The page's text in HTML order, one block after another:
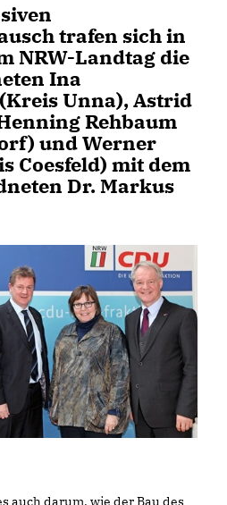
trafen sich in
NRW-Landtag die
Ina
Unna), Astrid
Rehbaum
und Werner
Coesfeld) mit dem
Dr. Markus
auch darum, wie der Bau des